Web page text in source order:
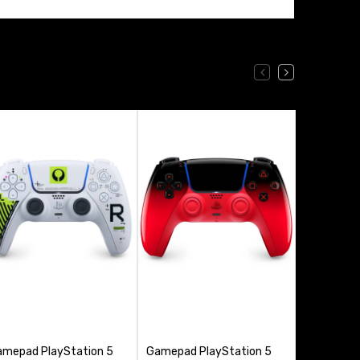
PlayStation 5
Gamepad PlayStation 5